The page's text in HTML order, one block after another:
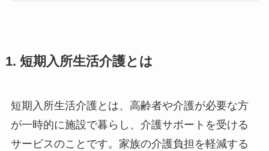
1. 短期入所生活介護とは
短期入所生活介護とは、高齢者や介護が必要な方
が一時的に施設で暮らし、介護サポートを受ける
サービスのことです。家族の介護負担を軽減する